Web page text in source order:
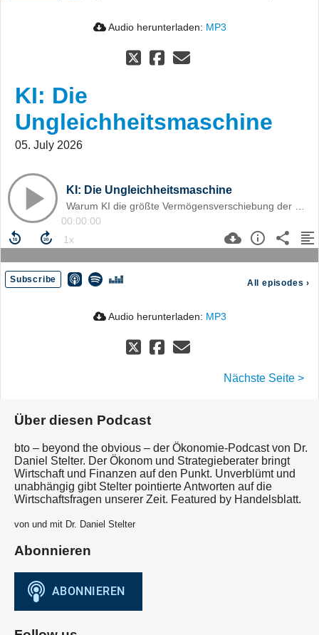
Audio herunterladen: MP3
KI: Die
Ungleichheitsmaschine
05. July 2026
KI: Die Ungleichheitsmaschine
00:00:00
Subscribe All episodes ›
Audio herunterladen: MP3
Nächste Seite >
Über diesen Podcast
bto – beyond the obvious – der Ökonomie-Podcast von Dr.
Daniel Stelter. Der Ökonom und Strategieberater bringt
Wirtschaft und Finanzen auf den Punkt. Unverblümt und
unabhängig gibt Stelter pointierte Antworten auf die
Wirtschaftsfragen unserer Zeit. Featured by Handelsblatt.
von und mit Dr. Daniel Stelter
Abonnieren